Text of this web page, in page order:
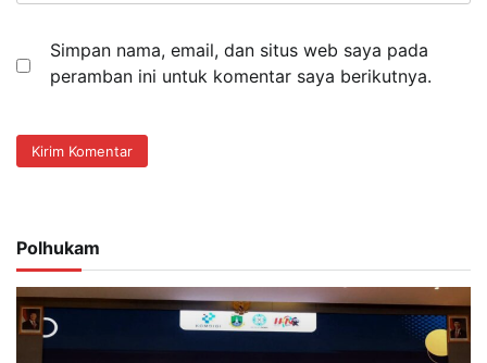
Simpan nama, email, dan situs web saya pada
peramban ini untuk komentar saya berikutnya.
Polhukam